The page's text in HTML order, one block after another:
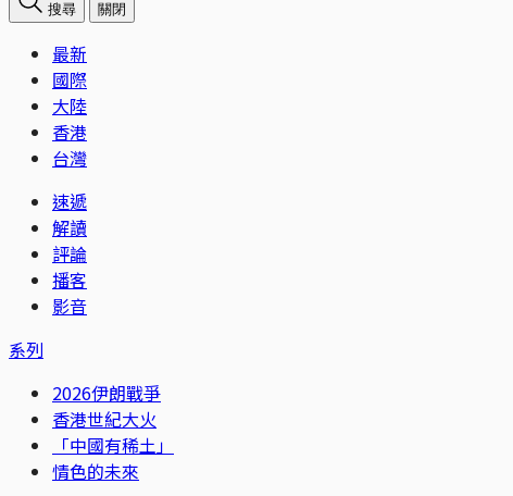
搜尋 關閉
最新
國際
大陸
香港
台灣
速遞
解讀
評論
播客
影音
系列
2026伊朗戰爭
香港世紀大火
「中國有稀土」
情色的未來